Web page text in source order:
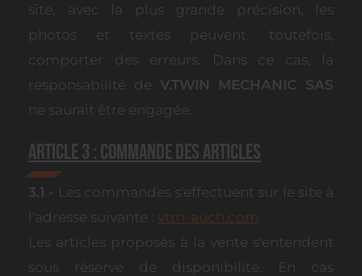
site, avec la plus grande précision, les
photos et textes peuvent, toutefois,
comporter des erreurs. Dans ce cas, la
responsabilité de V.TWIN MECHANIC SAS
ne saurait être engagée.
Article 3 : Commande des Articles
3.1 - Les commandes s'effectuent sur le site à
l'adresse suivante : vtm-auch.com
Les articles proposés à la vente s'entendent
sous réserve de disponibilité. En cas